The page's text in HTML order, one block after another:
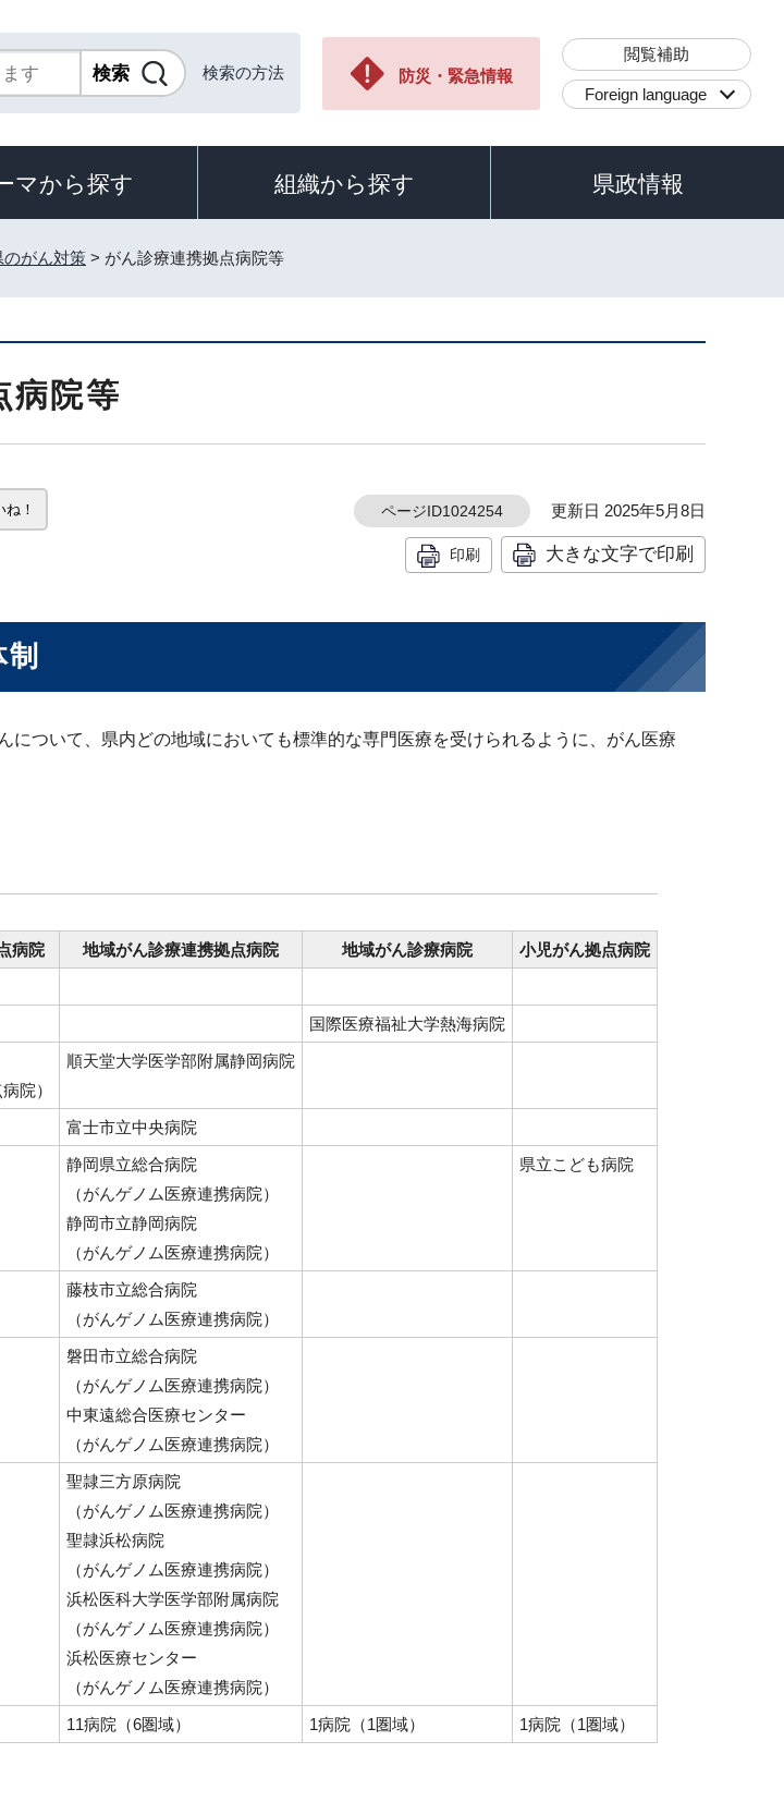
検索の方法 防災・緊急情報
閲覧補助
Foreign language
マから探す 組織から探す 県政情報
のがん対策 > がん診療連携拠点病院等
病院等
！ ページID1024254 更新日 2025年5月8日
印刷 大きな文字で印刷
について、県内どの地域においても標準的な専門医療を受けられるように、がん医療
病院 地域がん診療連携拠点病院 地域がん診療病院
小児がん拠点病院
国際医療福祉大学熱海病院
院）
順天堂大学医学部附属静岡病院
富士市立中央病院
静岡県立総合病院
（がんゲノム医療連携病院）
静岡市立静岡病院
（がんゲノム医療連携病院）
県立こども病院
藤枝市立総合病院
（がんゲノム医療連携病院）
磐田市立総合病院
（がんゲノム医療連携病院）
中東遠総合医療センター
（がんゲノム医療連携病院）
聖隷三方原病院
（がんゲノム医療連携病院）
聖隷浜松病院
（がんゲノム医療連携病院）
浜松医科大学医学部附属病院
（がんゲノム医療連携病院）
浜松医療センター
（がんゲノム医療連携病院）
11病院（6圏域） 1病院（1圏域） 1病院（1圏域）